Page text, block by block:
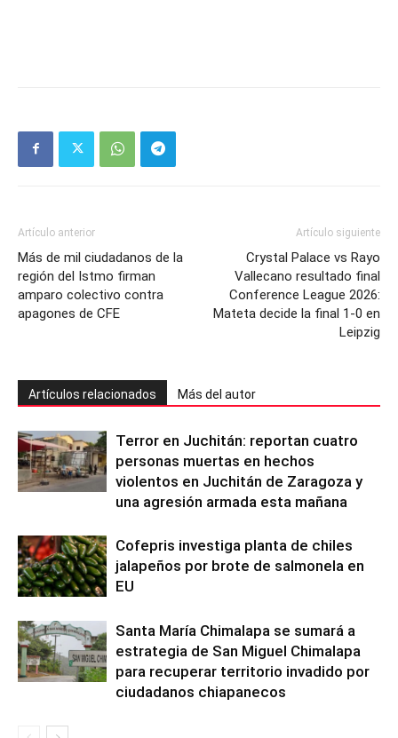
Artículo anterior
Más de mil ciudadanos de la
región del Istmo firman
amparo colectivo contra
apagones de CFE
Artículo siguiente
Crystal Palace vs Rayo
Vallecano resultado final
Conference League 2026:
Mateta decide la final 1-0 en
Leipzig
Artículos relacionados Más del autor
Terror en Juchitán: reportan cuatro
personas muertas en hechos
violentos en Juchitán de Zaragoza y
una agresión armada esta mañana
Cofepris investiga planta de chiles
jalapeños por brote de salmonela en
EU
Santa María Chimalapa se sumará a
estrategia de San Miguel Chimalapa
para recuperar territorio invadido por
ciudadanos chiapanecos